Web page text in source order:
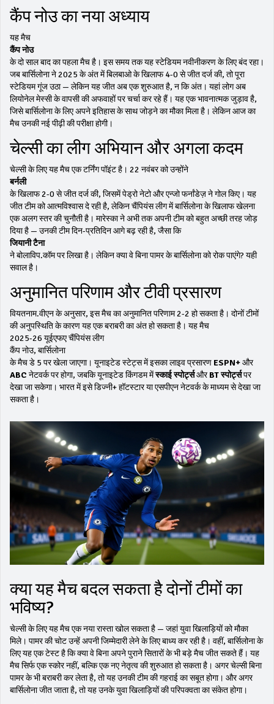
कैंप नोउ का नया अध्याय
यह मैच
कैंप नोउ
के दो साल बाद का पहला मैच है। इस समय तक यह स्टेडियम नवीनीकरण के लिए बंद रहा।
जब बार्सिलोना ने 2025 के अंत में बिलबाओ के खिलाफ 4-0 से जीत दर्ज की, तो पूरा
स्टेडियम गूंज उठा — लेकिन यह जीत अब एक शुरुआत है, न कि अंत। यहां लोग अब
लियोनेल मेस्सी के वापसी की अफवाहों पर चर्चा कर रहे हैं। यह एक भावनात्मक जुड़ाव है,
जिसे बार्सिलोना के लिए अपने इतिहास के साथ जोड़ने का मौका मिला है। लेकिन आज का
मैच उनकी नई पीढ़ी की परीक्षा होगी।
चेल्सी का लीग अभियान और अगला कदम
चेल्सी के लिए यह मैच एक टर्निंग पॉइंट है। 22 नवंबर को उन्होंने
बर्नली
के खिलाफ 2-0 से जीत दर्ज की, जिसमें पेड्रो नेटो और एन्जो फर्नांडेज़ ने गोल किए। यह
जीत टीम को आत्मविश्वास दे रही है, लेकिन चैंपियंस लीग में बार्सिलोना के खिलाफ खेलना
एक अलग स्तर की चुनौती है। मारेस्का ने अभी तक अपनी टीम को बहुत अच्छी तरह जोड़
दिया है — उनकी टीम दिन-प्रतिदिन आगे बढ़ रही है, जैसा कि
जियानी टैना
ने बोलाविप.कॉम पर लिखा है। लेकिन क्या वे बिना पामर के बार्सिलोना को रोक पाएंगे? यही
सवाल है।
अनुमानित परिणाम और टीवी प्रसारण
वियतनाम.वीएन के अनुसार, इस मैच का अनुमानित परिणाम 2-2 हो सकता है। दोनों टीमों
की अनुपस्थिति के कारण यह एक बराबरी का अंत हो सकता है। यह मैच
2025-26 यूईएफए चैंपियंस लीग
कैंप नोउ, बार्सिलोना
के मैच डे 5 पर खेला जाएगा। यूनाइटेड स्टेट्स में इसका लाइव प्रसारण ESPN+और
ABC नेटवर्क पर होगा, जबकि यूनाइटेड किंगडम मेंस्काई स्पोर्ट्सऔरBT स्पोर्ट्सपर
देखा जा सकेगा। भारत में इसे डिज्नी+ हॉटस्टार या एसपीएन नेटवर्क के माध्यम से देखा जा
सकता है।
क्या यह मैच बदल सकता है दोनों टीमों का
भविष्य?
चेल्सी के लिए यह मैच एक नया रास्ता खोल सकता है — जहां युवा खिलाड़ियों को मौका
मिले। पामर की चोट उन्हें अपनी जिम्मेदारी लेने के लिए बाध्य कर रही है। वहीं, बार्सिलोना के
लिए यह एक टेस्ट है कि क्या वे बिना अपने पुराने सितारों के भी बड़े मैच जीत सकते हैं। यह
मैच सिर्फ एक स्कोर नहीं, बल्कि एक नए नेतृत्व की शुरुआत हो सकता है। अगर चेल्सी बिना
पामर के भी बराबरी कर लेता है, तो यह उनकी टीम की गहराई का सबूत होगा। और अगर
बार्सिलोना जीत जाता है, तो यह उनके युवा खिलाड़ियों की परिपक्वता का संकेत होगा।